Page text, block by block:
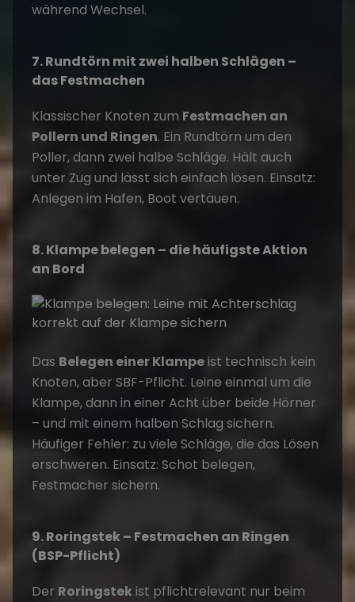
während Wechsel.
7. Rundtörn mit zwei halben Schlägen –
das Festmachen
Klassischer Knoten zum Festmachen an
Pollern und Ringen. Ein Rundtörn um den
Poller, dann zwei halbe Schläge. Hält auch
unter Zug und lässt sich einfach lösen. Einsatz:
Anlegen im Hafen, Boot vertäuen.
8. Klampe belegen – die häufigste Aktion
an Bord
Das Belegen einer Klampeist technisch kein
Knoten, aber SBF-Pflicht. Leine einmal um die
Klampe, dann in einer Acht über beide Hörner
– und mit einem halben Schlag sichern.
Häufiger Fehler: zu viele Schläge, die das Lösen
erschweren. Einsatz: Schot belegen,
Festmacher sichern.
9. Roringstek – Festmachen an Ringen
(BSP-Pflicht)
Der Roringstekist pflichtrelevant nur beim